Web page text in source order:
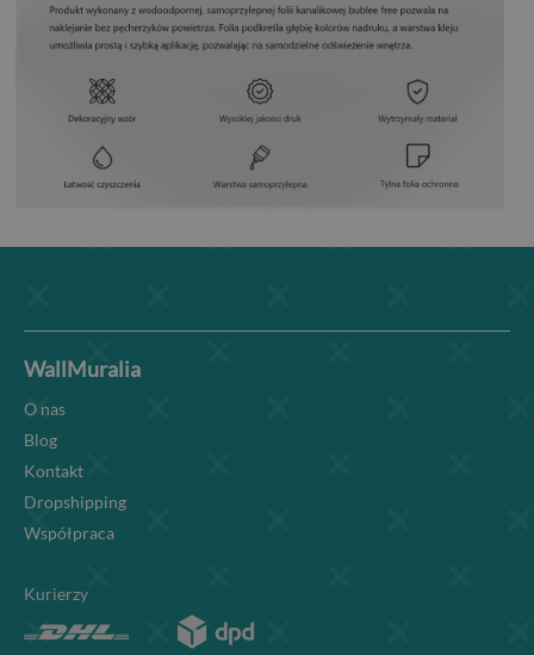
WallMuralia
O nas
Blog
Kontakt
Dropshipping
Współpraca
Kurierzy